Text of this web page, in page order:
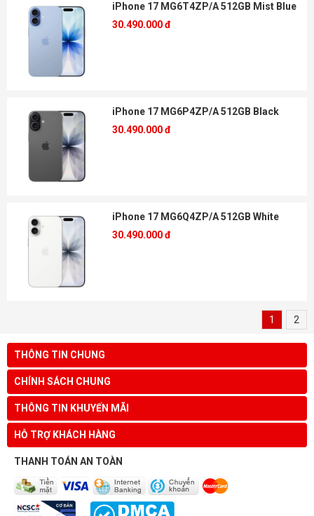
iPhone 17 MG6T4ZP/A 512GB Mist Blue
30.490.000 đ
iPhone 17 MG6P4ZP/A 512GB Black
30.490.000 đ
iPhone 17 MG6Q4ZP/A 512GB White
30.490.000 đ
1 2
THÔNG TIN CHUNG
CHÍNH SÁCH CHUNG
THÔNG TIN KHUYẾN MÃI
HỖ TRỢ KHÁCH HÀNG
THANH TOÁN AN TOÀN